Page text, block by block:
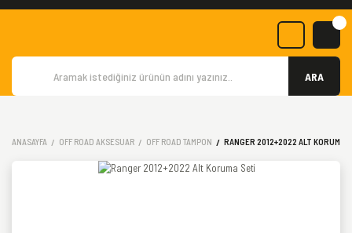
ARA
ANASAYFA OFF ROAD AKSESUAR OFF ROAD TAMPON RANGER 2012+2022 ALT KORUMA